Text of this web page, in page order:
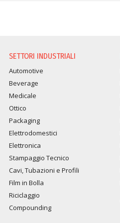
SETTORI INDUSTRIALI
Automotive
Beverage
Medicale
Ottico
Packaging
Elettrodomestici
Elettronica
Stampaggio Tecnico
Cavi, Tubazioni e Profili
Film in Bolla
Riciclaggio
Compounding